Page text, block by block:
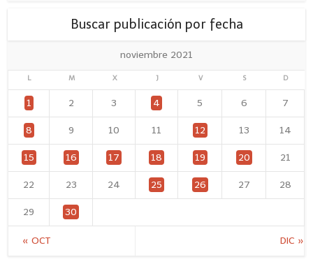
Buscar publicación por fecha
noviembre 2021
L M X J V S D
« OCT DIC »
1 2 3 4 5 6 7
8 9 10 11 12 13 14
15 16 17 18 19 20 21
22 23 24 25 26 27 28
29 30